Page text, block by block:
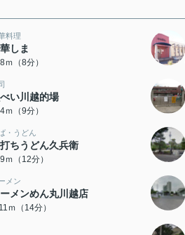
料理
しま
ｍ（8分）
い川越的場
ｍ（9分）
・うどん
ちうどん久兵衛
ｍ（12分）
メン
メンめん丸川越店
ｍ（14分）